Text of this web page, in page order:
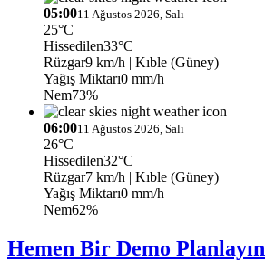
05:0011 Ağustos 2026, Salı
25°C
Hissedilen33°C
Rüzgar9 km/h | Kıble (Güney)
Yağış Miktarı0 mm/h
Nem73%
06:0011 Ağustos 2026, Salı
26°C
Hissedilen32°C
Rüzgar7 km/h | Kıble (Güney)
Yağış Miktarı0 mm/h
Nem62%
Hemen Bir Demo Planlayın